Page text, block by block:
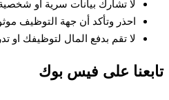
لا تشارك بيانات سرية او شخصية.
احذر وتأكد أن جهة التوظيف موثوقة.
لا تقم بدفع المال لتوظيفك او تدريبك.
على فيس بوك